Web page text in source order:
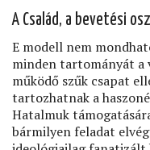
A Család, a bevetési
E modell nem
minden tartományát a
működő szűk csapat
tartozhatnak a
Hatalmuk
bármilyen feladat